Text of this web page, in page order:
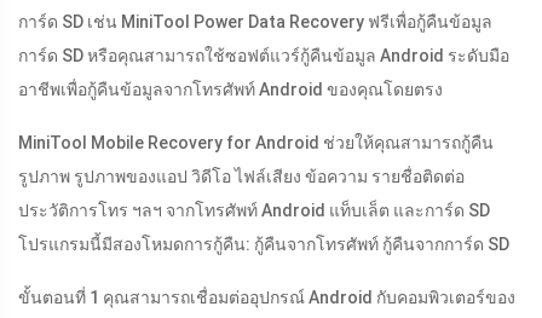
การ์ด SD เช่น MiniTool Power Data Recovery ฟรีเพื่อกู้คืนข้อมูล
การ์ด SD หรือคุณสามารถใช้ซอฟต์แวร์กู้คืนข้อมูล Android ระดับมือ
อาชีพเพื่อกู้คืนข้อมูลจากโทรศัพท์ Android ของคุณโดยตรง
MiniTool Mobile Recovery for Android ช่วยให้คุณสามารถกู้คืน
รูปภาพ รูปภาพของแอป วิดีโอ ไฟล์เสียง ข้อความ รายชื่อติดต่อ
ประวัติการโทร ฯลฯ จากโทรศัพท์ Android แท็บเล็ต และการ์ด SD
โปรแกรมนี้มีสองโหมดการกู้คืน: กู้คืนจากโทรศัพท์ กู้คืนจากการ์ด SD
ขั้นตอนที่ 1 คุณสามารถเชื่อมต่ออุปกรณ์ Android กับคอมพิวเตอร์ของ